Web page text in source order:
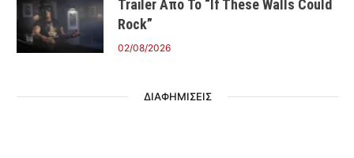
Trailer Από Το “If These Walls Could
Rock”
02/08/2026
ΔΙΑΦΗΜΙΣΕΙΣ